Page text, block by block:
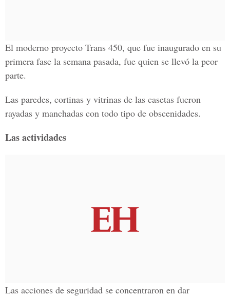
El moderno proyecto Trans 450, que fue inaugurado en su
primera fase la semana pasada, fue quien se llevó la peor
parte.
Las paredes, cortinas y vitrinas de las casetas fueron
rayadas y manchadas con todo tipo de obscenidades.
Las actividades
Las acciones de seguridad se concentraron en dar